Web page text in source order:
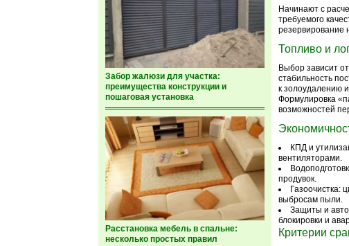
Забор жалюзи для участка:
преимущества конструкции и
пошаговая установка
Расстановка мебель в спальне:
несколько простых правил
Начинают с
требуемого
резервирование
Топливо и
Выбор зависит
стабильность
к золоудалению
Формулировка
возможностей
КПД и
вентиляторами.
продувок.
Газоочистка:
выбросам пыли.
Защиты и
блокировки и
Критерии